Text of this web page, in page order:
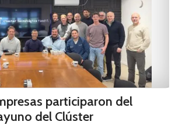
participaron del
del Clúster